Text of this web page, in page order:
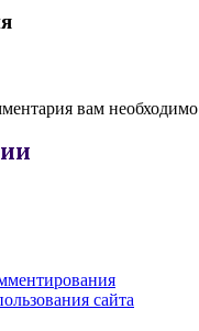
вам необходимо
сайта